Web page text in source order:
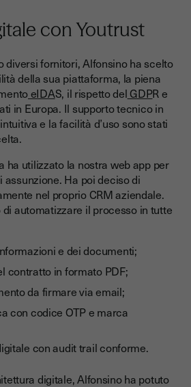
con Youtrust
diversi fornitori, Alfonsino ha scelto
della sua piattaforma, la piena
eIDAS, il rispetto delGDPR e
in Europa. Il supporto tecnico in
e la facilità d’uso sono stati
ha utilizzato la nostra web app per
Ha poi deciso di
nel proprio CRM aziendale.
automatizzare il processo in tutte
e dei documenti;
contratto in formato PDF;
da firmare via email;
con codice OTP e marca
con audit trail conforme.
digitale, Alfonsino ha potuto